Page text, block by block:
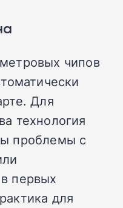
чипов
Для
технология
проблемы с
первых
для